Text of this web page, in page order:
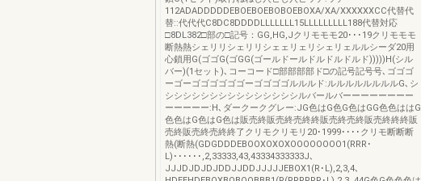
112ADADDDDDEBOEBOEBOBOEBOXA/XA/XXXXXXCC代替代
替::代代代C8DC8DDDDLLLLLLL15LLLLLLLLL188代替対応
□8DL382□部の□記号：GG,HG,Jクリモモモ20･･･19クリモモモ
断熱熱シェリリシェリリシェェリェリシェリェルルシーダ20用
心鎖用G(ゴゴG(ゴGG(ゴールドールドルドルドルド)))))H(シル
バー)(1セット)､コーコード□部部部部ド□の記号記号号､ゴゴゴ
ーゴーゴゴゴゴゴゴーゴゴゴゴルルルド:ルルルルルルルルG､シ
シシシシシシシシシシシシシシシルバールバーーーーーーーー
ーーーーー:H､ダークークグレー:JG色はG色G色はGG色色ははG
色色はG色はG色は販売終販売終売終終販売終売終販売終終終販
売終販売終売終終了クリモクリモリ20･1999････クリモ断断断
熱(断熱(GDGDDDEBOOXOXOXOOOOOOOO1(RRR･
L)･･････,2,33333,43,43334333333J､
JJJDJDJDJDDJJDDJJJJJEBOX1(R･L),2,3,4､